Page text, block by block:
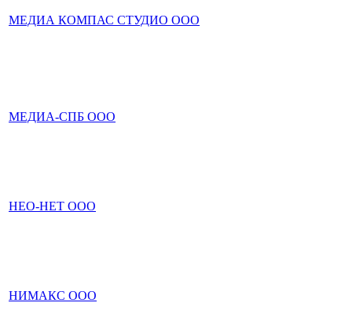
МЕДИА КОМПАС СТУДИО ООО
МЕДИА-СПБ ООО
НЕО-НЕТ ООО
НИМАКС ООО